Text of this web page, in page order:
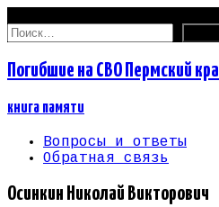
Найти:
Погибшие на СВО Пермский
книга памяти
Вопросы и ответы
Обратная связь
Осинкин Николай Викторович